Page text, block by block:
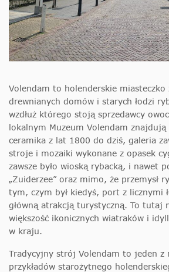
Volendam to holenderskie miasteczko
drewnianych domów i starych łodzi
wzdłuż którego stoją sprzedawcy
lokalnym Muzeum Volendam znajdują
ceramika z lat 1800 do dziś, galeria
stroje i mozaiki wykonane z opasek
zawsze było wioską rybacką, i nawet
„Zuiderzee” oraz mimo, że przemysł
tym, czym był kiedyś, port z licznymi
główną atrakcją turystyczną. To tutaj
większość ikonicznych wiatraków i
w kraju.
Tradycyjny strój Volendam to jeden z
przykładów starożytnego